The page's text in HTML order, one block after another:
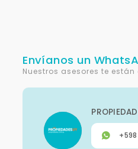
Envíanos un
Nuestros asesores te